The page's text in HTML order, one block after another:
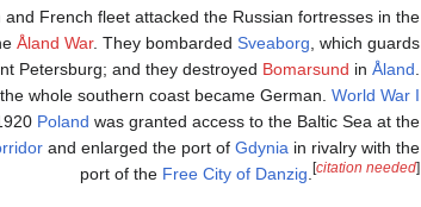
and French fleet attacked the Russian fortresses in the
Åland War. They bombarded Sveaborg , which guards
Petersburg; and they destroyed Bomarsund in Åland
whole southern coast became German. World War I
Poland was granted access to the Baltic Sea at the
and enlarged the port of Gdynia in rivalry with the
port of the Free City of Danzig [citation needed]